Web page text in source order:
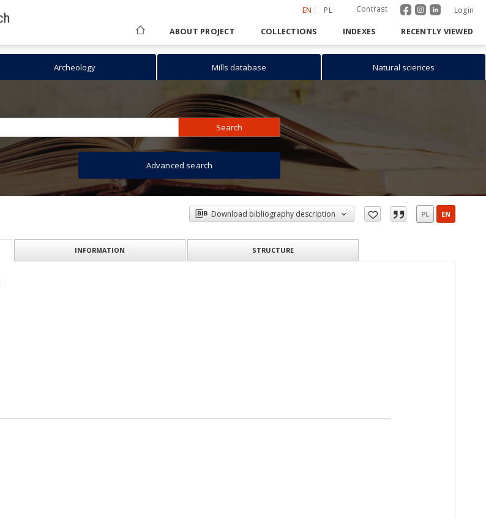
EN PL Contrast Login
ABOUT PROJECT COLLECTIONS INDEXES RECENTLY VIEWED
Archeology Mills database Natural sciences
Search
Advanced search
Download bibliography description PL EN
INFORMATION STRUCTURE